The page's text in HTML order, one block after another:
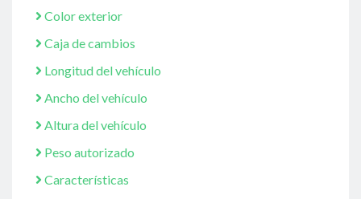
Color exterior
Caja de cambios
Longitud del vehículo
Ancho del vehículo
Altura del vehículo
Peso autorizado
Características